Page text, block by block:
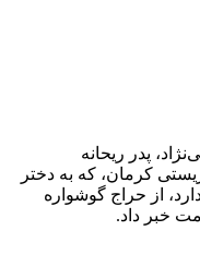
پدر ریحانه
کرمان، که به دختر
از حراج گوشواره
خبر داد.